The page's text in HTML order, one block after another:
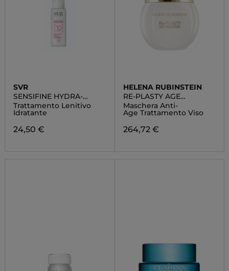
SVR
SENSIFINE HYDRA-
CRÈME
Trattamento Lenitivo
Idratante
24,50 €
HELENA RUBINSTEIN
RE-PLASTY AGE
RECOVERY FACE WRAP
Maschera Anti-
Age Trattamento Viso
264,72 €